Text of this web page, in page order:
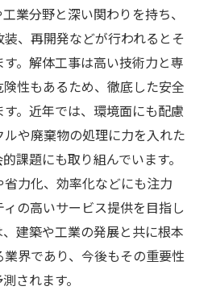
業分野と深い関わりを持ち、
、再開発などが行われるとそ
。解体工事は高い技術力と専
性もあるため、徹底した安全
。近年では、環境面にも配慮
や廃棄物の処理に力を入れた
課題にも取り組んでいます。
力化、効率化などにも注力
の高いサービス提供を目指し
建築や工業の発展と共に根本
界であり、今後もその重要性
されます。